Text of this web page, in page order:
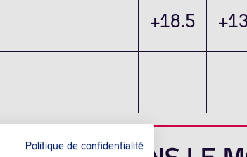
+18.5
Politique de confidentialité